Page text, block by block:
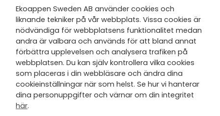
Jag har tagit del av Ekoappens
personuppgifts- och
integritetspolicyoch tar gärna del
av nyheter, hälsotips och exklusiva
erbjudanden via min e-post.
Ekoappen Sweden AB använder cookies och
liknande tekniker på vår webbplats. Vissa cookies är
nödvändiga för webbplatsens funktionalitet medan
andra är valbara och används för att bland annat
förbättra upplevelsen och analysera trafiken på
webbplatsen. Du kan själv kontrollera vilka cookies
som placeras i din webbläsare och ändra dina
cookieinställningar när som helst. Se hur vi hanterar
dina personuppgifter och värnar om din integritet
här.